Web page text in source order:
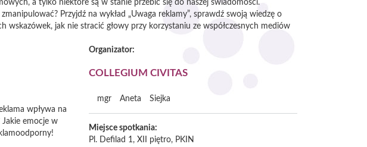
a tylko niektóre są w stanie przebić się do naszej świadomości.
Przyjdź na wykład „Uwaga reklamy”, sprawdź swoją wiedzę o
wskazówek, jak nie stracić głowy przy korzystaniu ze współczesnych mediów
wpływa na
emocje w
Organizator:
COLLEGIUM CIVITAS
mgr Aneta Siejka
Miejsce spotkania:
Pl. Defilad 1, XII piętro, PKIN